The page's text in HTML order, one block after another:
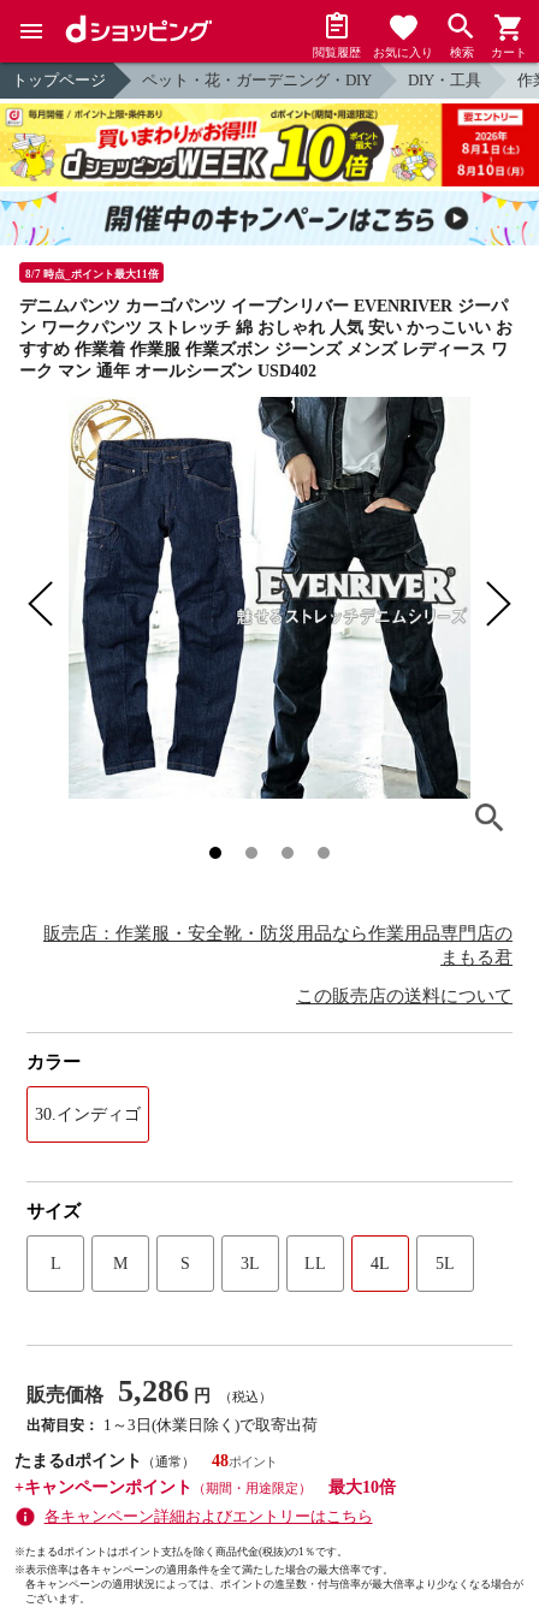
閲覧履歴 お気に入り 検索 カート
トップページ ペット・花・ガーデニング・DIY DIY・工具 作
8/7 時点_ポイント最大11倍
デニムパンツ カーゴパンツ イーブンリバー EVENRIVER ジーパ
ン ワークパンツ ストレッチ 綿 おしゃれ 人気 安い かっこいい お
すすめ 作業着 作業服 作業ズボン ジーンズ メンズ レディース ワ
ーク マン 通年 オールシーズン USD402
販売店：作業服・安全靴・防災用品なら作業用品専門店の
まもる君
この販売店の送料について
カラー
30.インディゴ
サイズ
L M S 3L LL 4L 5L
販売価格 5,286 円 （税込）
出荷目安：
1～3日(休業日除く)で取寄出荷
たまるdポイント
（通常）
48
+キャンペーンポイント
（期間・用途限定）
最大10倍
各キャンペーン詳細およびエントリーはこちら
※たまるdポイントはポイント支払を除く商品代金(税抜)の1％です。
※表示倍率は各キャンペーンの適用条件を全て満たした場合の最大倍率です。
各キャンペーンの適用状況によっては、ポイントの進呈数・付与倍率が最大倍率より少なくなる場合が
ございます。